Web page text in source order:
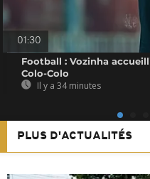
01:30
Football : Vozinha
Colo-Colo
Il y a 34 minutes
PLUS D'ACTUALITÉS